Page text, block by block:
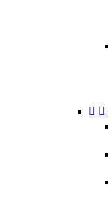
 